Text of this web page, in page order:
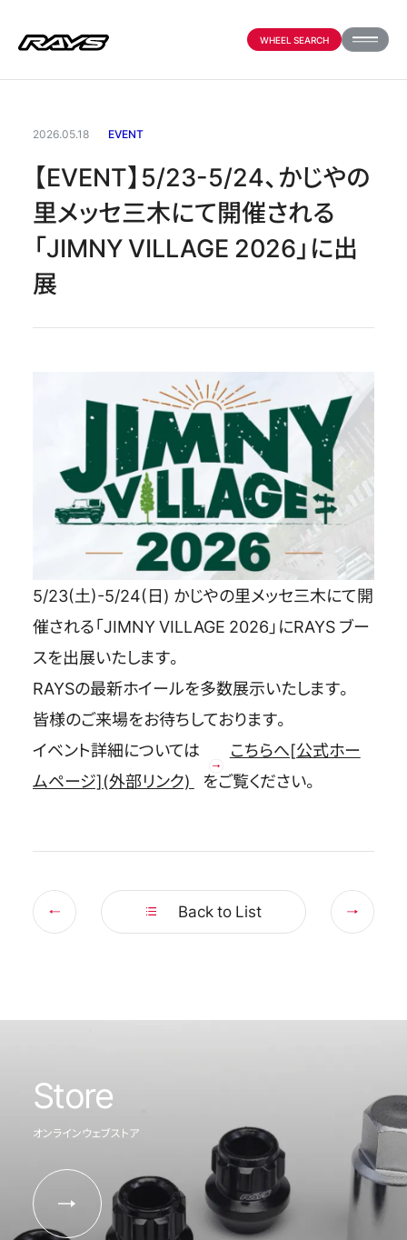
WHEEL SEARCH
PRODUCTS
ABOUT
COMPANY
PARTNER SHOP
OFFICIAL SNS
Store Media
2026.05.18 EVENT
【EVENT】5/23-5/24、かじやの
里メッセ三木にて開催される
「JIMNY VILLAGE 2026」に出
展
5/23(土)-5/24(日) かじやの里メッセ三木にて開
催される「JIMNY VILLAGE 2026」にRAYS ブー
スを出展いたします。
RAYSの最新ホイールを多数展示いたします。
皆様のご来場をお待ちしております。
イベント詳細については
こちらへ[公式ホー
ムページ](外部リンク)
をご覧ください。
Prev Back to List
Store
オンラインウェブストア